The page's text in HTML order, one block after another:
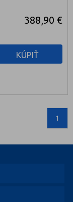
388,90 €
KÚPIŤ
1